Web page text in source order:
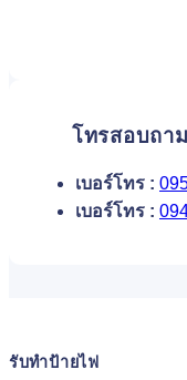
โทรสอบถา
เบอร์โทร :
เบอร์โทร :
รับทำป้ายไฟ